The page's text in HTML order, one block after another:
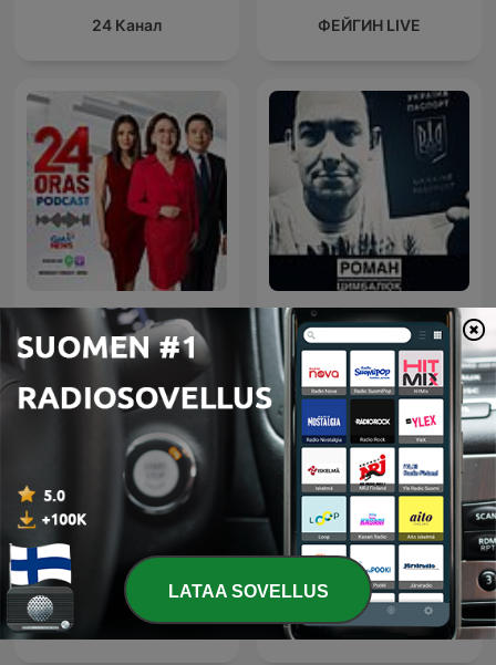
24 Канал ФЕЙГИН LIVE
24 Oras Podcast
Роман Цимбалюк
Радио Свобода Живой Гвоздь
LATAA SOVELLUS